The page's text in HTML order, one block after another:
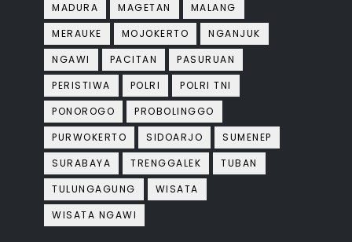
MADURA
MAGETAN
MALANG
MERAUKE
MOJOKERTO
NGANJUK
NGAWI
PACITAN
PASURUAN
PERISTIWA
POLRI
POLRI TNI
PONOROGO
PROBOLINGGO
PURWOKERTO
SIDOARJO
SUMENEP
SURABAYA
TRENGGALEK
TUBAN
TULUNGAGUNG
WISATA
WISATA NGAWI